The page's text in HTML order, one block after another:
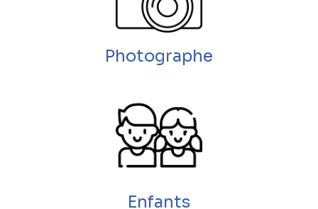
Photographe
Enfants